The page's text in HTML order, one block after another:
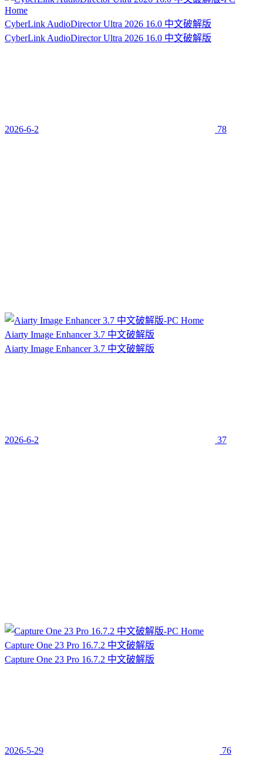
CyberLink AudioDirector Ultra 2026 16.0 中文破解版
CyberLink AudioDirector Ultra 2026 16.0 中文破解版
2026-6-2 78
Aiarty Image Enhancer 3.7 中文破解版
Aiarty Image Enhancer 3.7 中文破解版
2026-6-2 37
Capture One 23 Pro 16.7.2 中文破解版
Capture One 23 Pro 16.7.2 中文破解版
2026-5-29 76